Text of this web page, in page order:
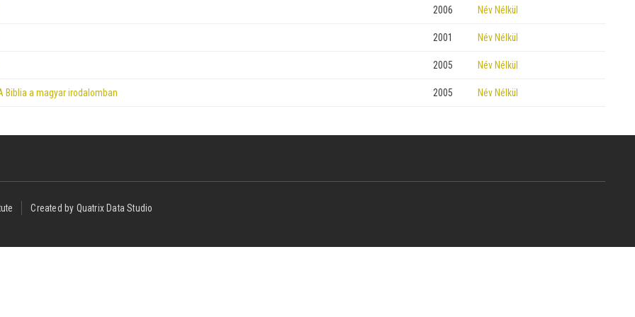
2006 Név Nélkül
2001 Név Nélkül
2005 Név Nélkül
Biblia a magyar irodalomban 2005 Név Nélkül
Created by Quatrix Data Studio